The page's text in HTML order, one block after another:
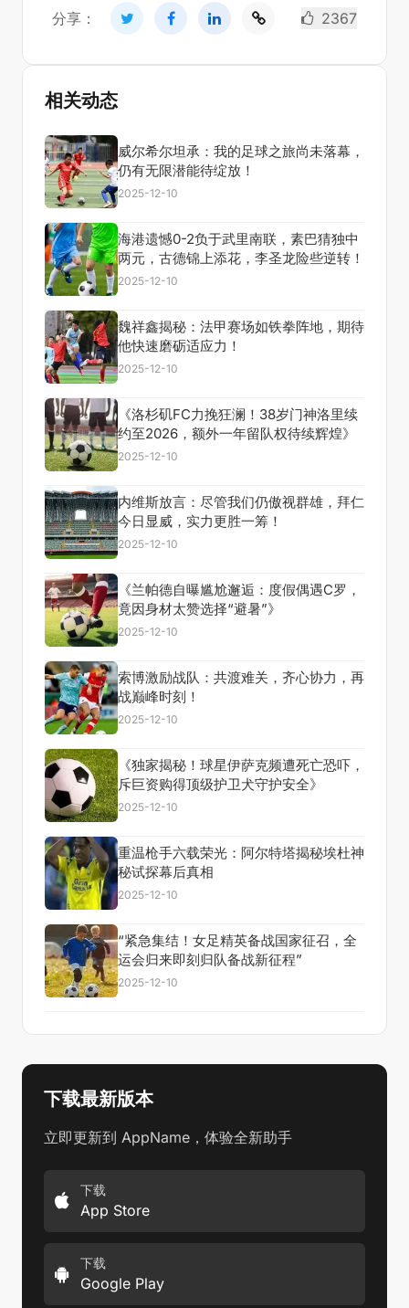
分享： 2367
相关动态
威尔希尔坦承：我的足球之旅尚未落幕，
仍有无限潜能待绽放！
2025-12-10
海港遗憾0-2负于武里南联，素巴猜独中
两元，古德锦上添花，李圣龙险些逆转！
2025-12-10
魏祥鑫揭秘：法甲赛场如铁拳阵地，期待
他快速磨砺适应力！
2025-12-10
《洛杉矶FC力挽狂澜！38岁门神洛里续
约至2026，额外一年留队权待续辉煌》
2025-12-10
内维斯放言：尽管我们仍傲视群雄，拜仁
今日显威，实力更胜一筹！
2025-12-10
《兰帕德自曝尴尬邂逅：度假偶遇C罗，
竟因身材太赞选择“避暑”》
2025-12-10
索博激励战队：共渡难关，齐心协力，再
战巅峰时刻！
2025-12-10
《独家揭秘！球星伊萨克频遭死亡恐吓，
斥巨资购得顶级护卫犬守护安全》
2025-12-10
重温枪手六载荣光：阿尔特塔揭秘埃杜神
秘试探幕后真相
2025-12-10
“紧急集结！女足精英备战国家征召，全
运会归来即刻归队备战新征程”
2025-12-10
下载最新版本
立即更新到 AppName，体验全新助手
下载
App Store
下载
Google Play